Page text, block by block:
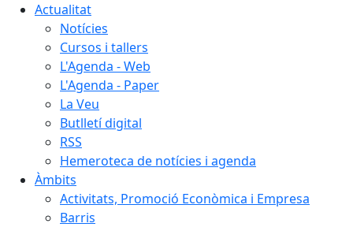
Actualitat
Notícies
Cursos i tallers
L'Agenda - Web
L'Agenda - Paper
La Veu
Butlletí digital
RSS
Hemeroteca de notícies i agenda
Àmbits
Activitats, Promoció Econòmica i Empresa
Barris